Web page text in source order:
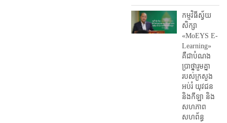
កម្មវិធីស្វ័យ
សិក្សា
«MoEYS E-
Learning»
គឺជាបំណង
ប្រាថ្នារួមគ្នា
របស់ក្រសួង
អប់រំ​ យុវជន
និងកីឡា និង
សហភាព
សហព័ន្ធ